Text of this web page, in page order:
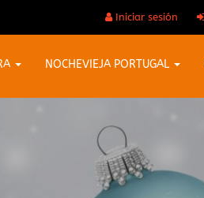
Iniciar sesión
NOCHEVIEJA PORTUGAL